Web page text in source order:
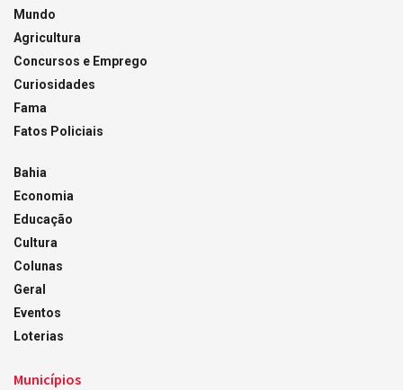
Mundo
Agricultura
Concursos e Emprego
Curiosidades
Fama
Fatos Policiais
Bahia
Economia
Educação
Cultura
Colunas
Geral
Eventos
Loterias
Municípios